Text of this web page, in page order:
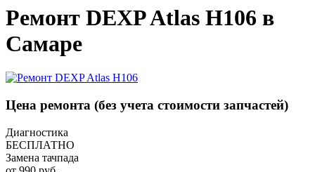
Ремонт DEXP Atlas H106 в
Самаре
Цена ремонта (без учета стоимости запчастей)
Диагностика
БЕСПЛАТНО
Замена тачпада